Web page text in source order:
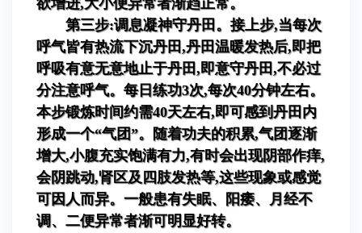
第三步:调息凝神守丹田。接上步,当每次
呼气皆有热流下沉丹田,丹田温暖发热后,即把
呼吸有意无意地止于丹田,即意守丹田,不必过
分注意呼气。每日练功3次,每次40分钟左右。
本步锻炼时间约需40天左右,即可感到丹田内
形成一个“气团”。随着功夫的积累,气团逐渐
增大,小腹充实饱满有力,有时会出现阴部作痒,
会阴跳动,肾区及四肢发热等,这些现象或感觉
可因人而异。一般患有失眠、阳痿、月经不
调、二便异常者渐可明显好转。